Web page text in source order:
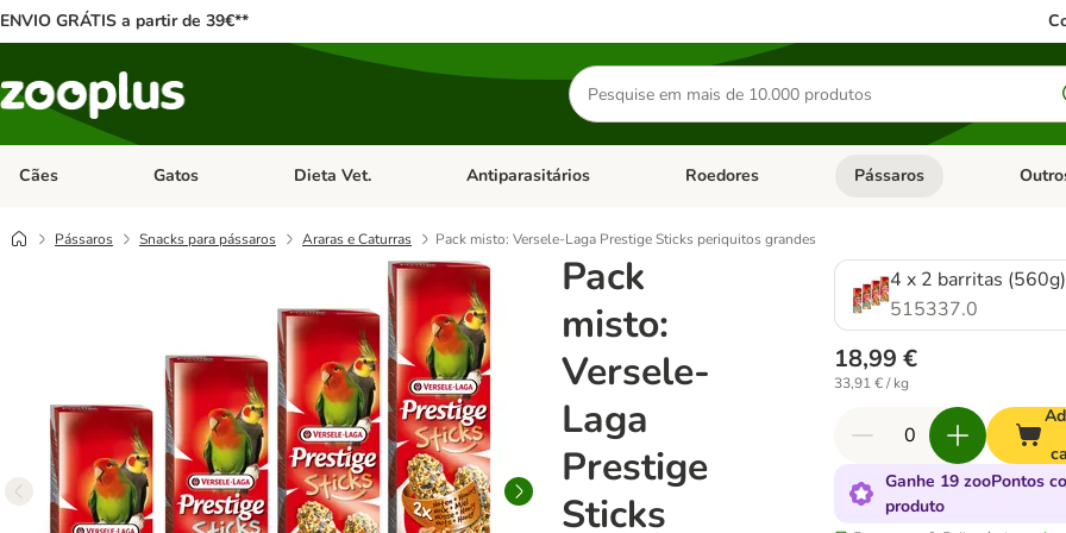
ENVIO GRÁTIS a partir de 39€**
Pesquisar
produtos
Cães Abrir menu de categoria: Cães
Gatos Abrir menu de categoria: Gatos
Dieta Vet. Abrir menu de categoria: Dieta Vet.
Antiparasitários Abrir menu de categoria: Antiparasitários
Roedores Abrir menu de categoria:
Pássaros Abrir
Pássaros Snacks para pássaros Araras e Caturras Pack misto: Versele-Laga Prestige Sticks periquitos grandes
Pack
misto:
Versele-
Laga
Prestige
Sticks
4 x 2 barritas (560g)
515337.0
18,99 €
33,91 € / kg
Ganhe 19 zooPontos
produto